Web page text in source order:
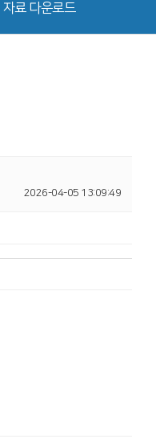
자료 다운로드
2026-04-05 13:09:49